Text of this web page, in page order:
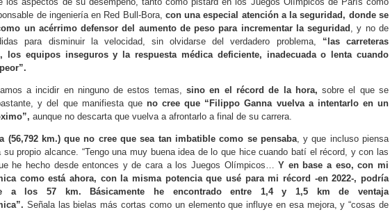
de ingeniería en Red Bull-Bora, con una especial atención a la seguridad, donde se
un acérrimo defensor del aumento de peso para incrementar la seguridad , y no de
para disminuir la velocidad, sin olvidarse del verdadero problema, “las carreteras
los equipos inseguros y la respuesta médica deficiente, inadecuada o lenta cuando
a incidir en ninguno de estos temas, sino en el récord de la hora, sobre el que se
y del que manifiesta que no cree que “Filippo Ganna vuelva a intentarlo en un
aunque no descarta que vuelva a afrontarlo a final de su carrera.
(56,792 km.) que no cree que sea tan imbatible como se pensaba, y que incluso piensa
su propio alcance. “Tengo una muy buena idea de lo que hice cuando batí el récord, y con las
he hecho desde entonces y de cara a los Juegos Olímpicos…Y en base a eso, con mi
como está ahora, con la misma potencia que usé para mi récord -en 2022-, podría
a los 57 km.
Básicamente he encontrado entre 1,4 y 1,5 km de ventaja
Señala las bielas más cortas como un elemento que influye en esa mejora, y “cosas de